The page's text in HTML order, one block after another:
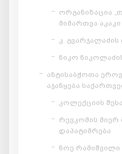
ორგანიზაცია
მიმართვა
კ. გვარჯალაძის
ნიკო
ანტისაბჭოთა
აჯანყება
კოლექციის
რევკომის მიერ
დაპატიმრება
ნოე რამიშვილი